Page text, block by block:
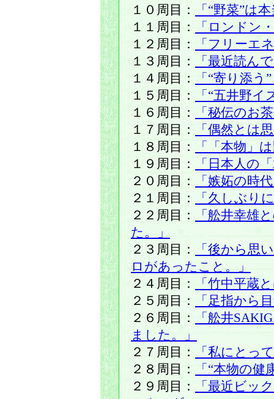
１０周目：
「“野菜”は
１１周目：
「ロンドン
１２周目：
「フリーエ
１３周目：
「最近読ん
１４周目：
「“寄り添
１５周目：
「“五井野
１６周目：
「秘伝のお
１７周目：
「偶然とは
１８周目：
「「本物」
１９周目：
「日本人の
２０周目：
「嫉妬の時
２１周目：
「久しぶり
２２周目：
「舩井幸雄
た。」
２３周目：
「後から思
ロがあったこと。」
２４周目：
「竹中平蔵
２５周目：
「足指から
２６周目：
「舩井
ました。」
２７周目：
「私にとっ
２８周目：
「“本物の
２９周目：
「最近ビッ